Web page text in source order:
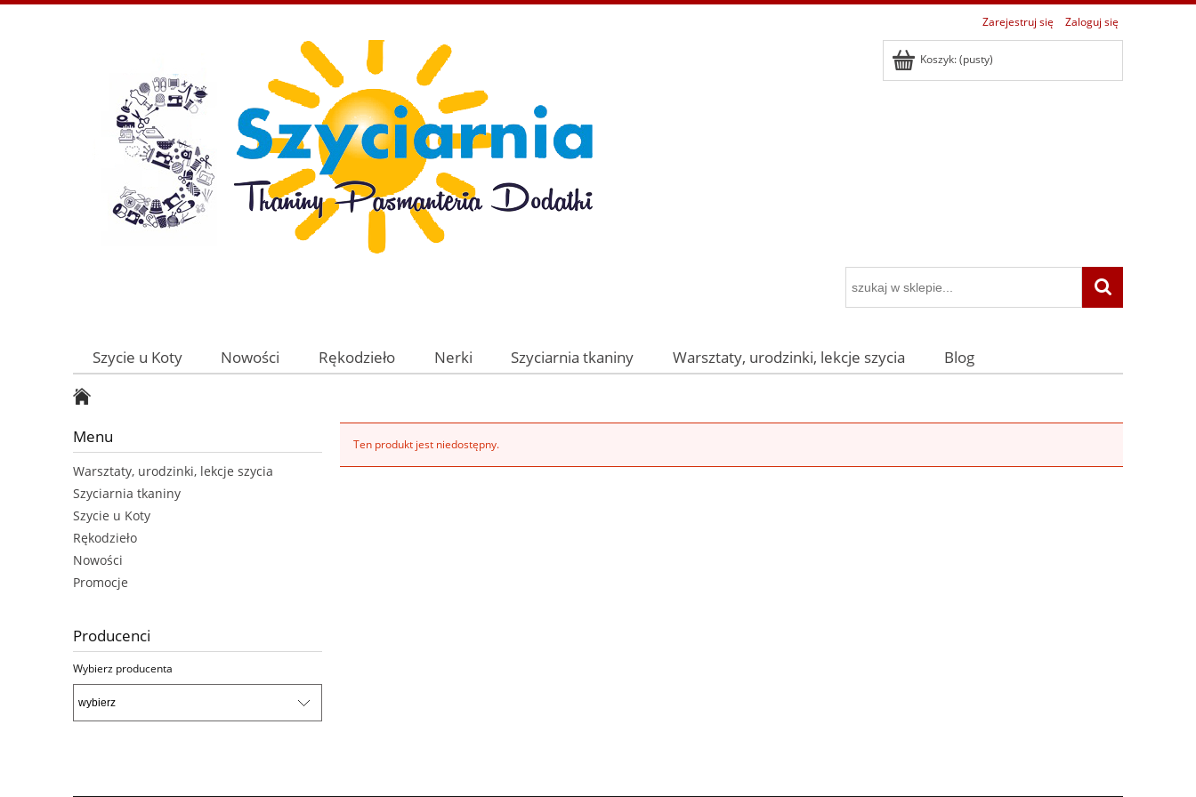
Zarejestruj się Zaloguj się
Koszyk:(pusty)
Szycie u Koty Nowości Rękodzieło Nerki Szyciarnia tkaniny Warsztaty, urodzinki, lekcje szycia Blog
Menu
Warsztaty, urodzinki, lekcje szycia
Szyciarnia tkaniny
Szycie u Koty
Rękodzieło
Nowości
Promocje
Producenci
Wybierz producenta
Ten produkt jest niedostępny.